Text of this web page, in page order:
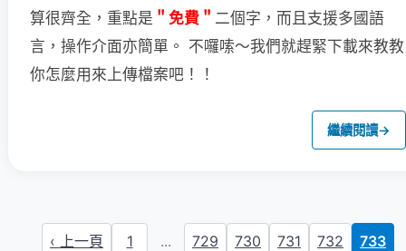
算很齊全，重點是 ＂免費＂ 二個字， 而且支援多國語
言，操作介面亦簡單。
不囉嗦～我們就趕緊下載來教教
你怎麼用來上傳檔案吧！！
繼續閱讀→
‹ 上一頁 1 ... 729 730 731 732 733